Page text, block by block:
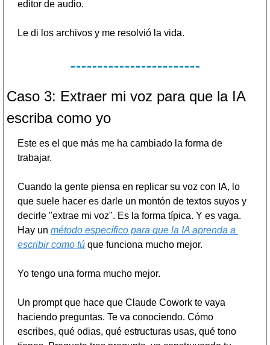
editor de audio.
Le di los archivos y me resolvió la vida.
Caso 3: Extraer mi voz para que la IA
escriba como yo
Este es el que más me ha cambiado la forma de
trabajar.
Cuando la gente piensa en replicar su voz con IA, lo
que suele hacer es darle un montón de textos suyos y
decirle "extrae mi voz". Es la forma típica. Y es vaga.
Hay un método específico para que la IA aprenda a
escribir como tú que funciona mucho mejor.
Yo tengo una forma mucho mejor.
Un prompt que hace que Claude Cowork te vaya
haciendo preguntas. Te va conociendo. Cómo
escribes, qué odias, qué estructuras usas, qué tono